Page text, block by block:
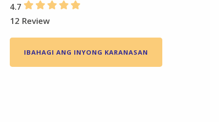
4.7
12 Review
IBAHAGI ANG INYONG KARANASAN